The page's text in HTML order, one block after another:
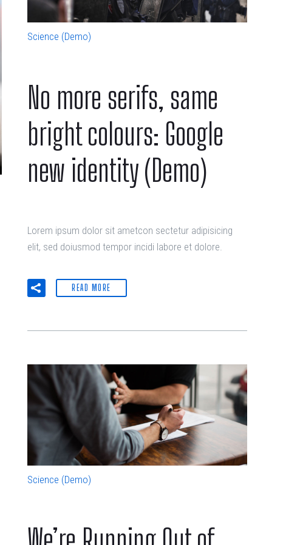
Science (Demo)
No more serifs, same
bright colours: Google
new identity (Demo)
Lorem ipsum dolor sit ametcon sectetur adipisicing
elit, sed doiusmod tempor incidi labore et dolore.
READ MORE
Science (Demo)